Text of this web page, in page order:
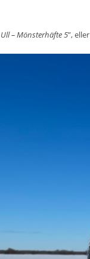
– Mönsterhäfte 5”, eller